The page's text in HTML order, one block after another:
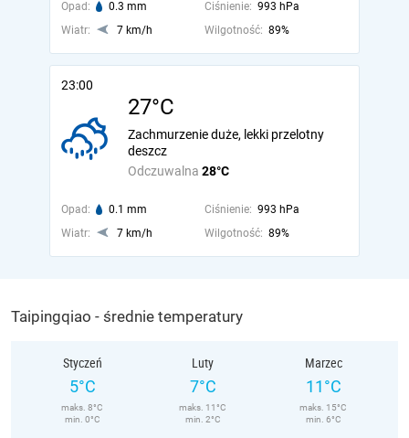
Opad: 0.3 mm Ciśnienie: 993 hPa
Wiatr:
7 km/h Wilgotność: 89%
23:00
27°C
Odczuwalna 28°C
Zachmurzenie duże, lekki przelotny
deszcz
Opad: 0.1 mm Ciśnienie: 993 hPa
Wiatr:
7 km/h Wilgotność: 89%
Taipingqiao - średnie temperatury
Styczeń
5°C
maks. 8°C
min. 0°C
Luty
7°C
maks. 11°C
min. 2°C
Marzec
11°C
maks. 15°C
min. 6°C